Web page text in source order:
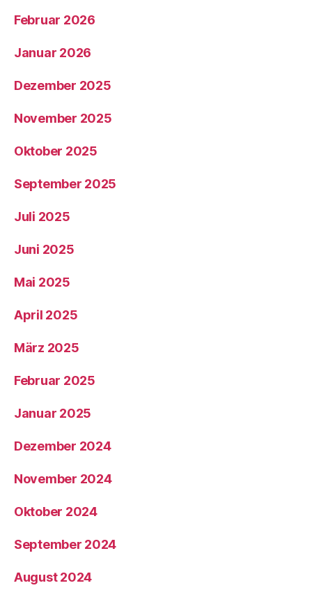
Februar 2026
Januar 2026
Dezember 2025
November 2025
Oktober 2025
September 2025
Juli 2025
Juni 2025
Mai 2025
April 2025
März 2025
Februar 2025
Januar 2025
Dezember 2024
November 2024
Oktober 2024
September 2024
August 2024